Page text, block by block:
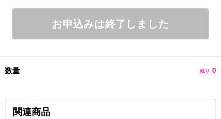
お申込みは終了しました
数量 残り 0
関連商品